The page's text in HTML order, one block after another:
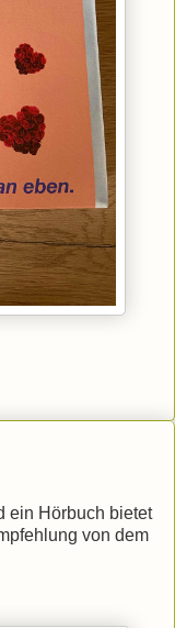
ein Hörbuch bietet
von dem